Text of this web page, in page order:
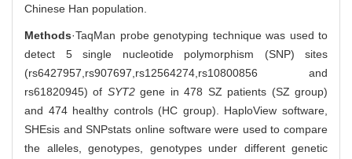
Chinese Han population.
Methods·TaqMan probe genotyping technique was used to
detect 5 single nucleotide polymorphism (SNP) sites
(rs6427957,rs907697,rs12564274,rs10800856 and
rs61820945) of SYT2gene in 478 SZ patients (SZ group)
and 474 healthy controls (HC group). HaploView software,
SHEsis and SNPstats online software were used to compare
the alleles, genotypes, genotypes under different genetic